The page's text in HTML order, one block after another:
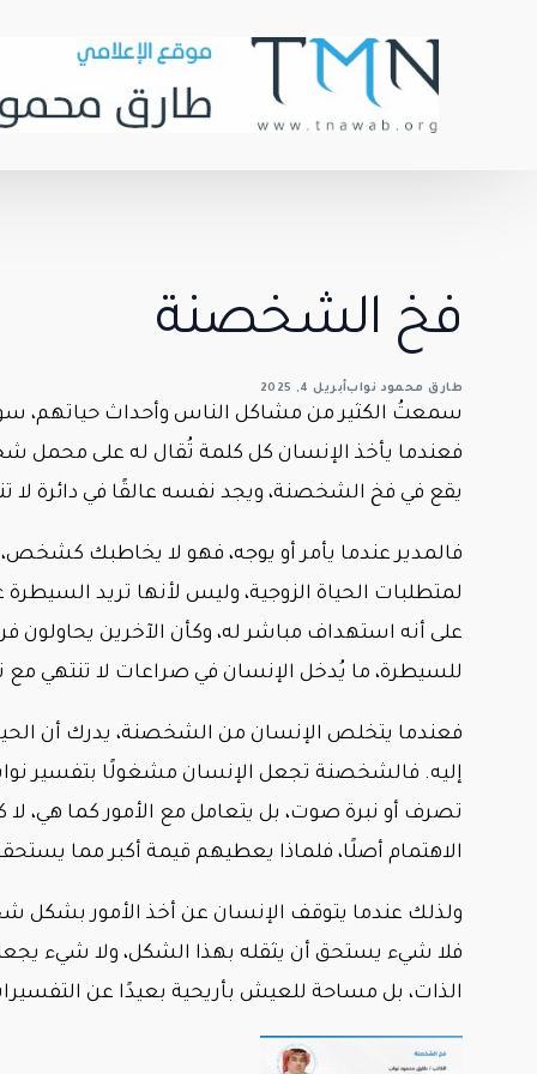
فخ الشخصنة
طارق محمود نوابأبريل 4, 2025
سمعتُ الكثير من مشاكل الناس وأحداث حياتهم،
فعندما يأخذ الإنسان كل كلمة تُقال له على محمل
يقع في فخ الشخصنة، ويجد نفسه عالقًا في دائرة لا
فالمدير عندما يأمر أو يوجه، فهو لا يخاطبك
لمتطلبات الحياة الزوجية، وليس لأنها تريد
على أنه استهداف مباشر له، وكأن الآخرين يحاولون
للسيطرة، ما يُدخل الإنسان في صراعات لا تنتهي
فعندما يتخلص الإنسان من الشخصنة، يدرك أن
إليه. فالشخصنة تجعل الإنسان مشغولًا بتفسير نوايا
تصرف أو نبرة صوت، بل يتعامل مع الأمور كما هي،
الاهتمام أصلًا، فلماذا يعطيهم قيمة أكبر مما
ولذلك عندما يتوقف الإنسان عن أخذ الأمور بشكل
فلا شيء يستحق أن يثقله بهذا الشكل، ولا شيء
الذات، بل مساحة للعيش بأريحية بعيدًا عن